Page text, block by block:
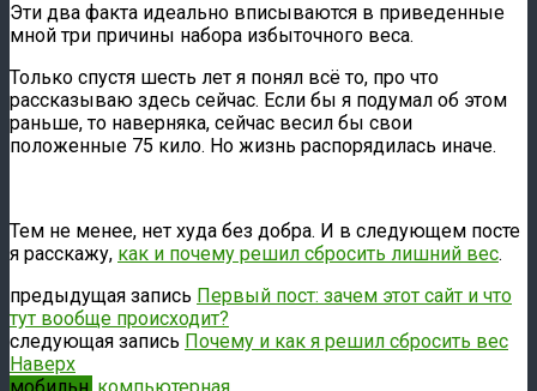
Эти два факта идеально вписываются в приведенные
мной три причины набора избыточного веса.
Только спустя шесть лет я понял всё то, про что
рассказываю здесь сейчас. Если бы я подумал об этом
раньше, то наверняка, сейчас весил бы свои
положенные 75 кило. Но жизнь распорядилась иначе.
Тем не менее, нет худа без добра. И в следующем посте
я расскажу, как и почему решил сбросить лишний вес.
предыдущая запись Первый пост: зачем этот сайт и что
тут вообще происходит?
следующая запись Почему и как я решил сбросить вес
Наверх